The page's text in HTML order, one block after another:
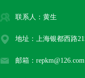
联系人：黄生
地址：上海银都西路
邮箱：repkm@126.com